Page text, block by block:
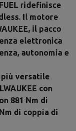
ridefinisce
Il motore
il pacco
elettronica
autonomia e
versatile
con
881 Nm di
di coppia di